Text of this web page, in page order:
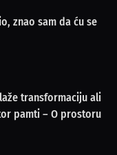
znao sam da ću se
transformaciju ali
pamti – O prostoru